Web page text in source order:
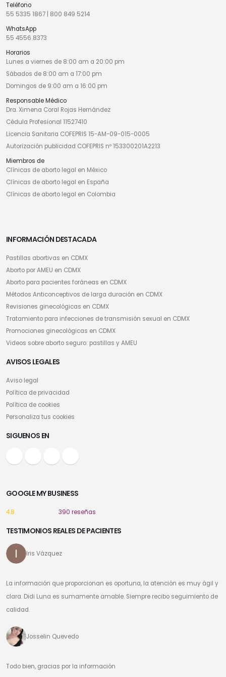
Teléfono
55 5335 1867
800 849 5214
WhatsApp
55 4556 8373
Horarios
Lunes a viernes de 8:00 am a 20:00 pm
Sábados de 8:00 am a 17:00 pm
Domingos de 9:00 am a 16:00 pm
Responsable Médico
Dra. Ximena Coral Rojas Hernández
Cédula Profesional 11527410
Licencia Sanitaria COFEPRIS 15-AM-09-015-0005
Autorización publicidad COFEPRIS nº 153300201A2213
Miembros de
Clínicas de aborto legal en México
Clínicas de aborto legal en España
Clínicas de aborto legal en Colombia
INFORMACIÓN DESTACADA
Pastillas abortivas en CDMX
Aborto por AMEU en CDMX
Aborto para pacientes foráneas en CDMX
Métodos Anticonceptivos de larga duración en CDMX
Revisiones ginecológicas en CDMX
Tratamiento para infecciones de transmisión sexual en CDMX
Promociones ginecológicas en CDMX
Videos sobre aborto seguro: pastillas y AMEU
AVISOS LEGALES
Aviso legal
Política de privacidad
Política de cookies
Personaliza tus cookies
SIGUENOS EN
GOOGLE MY BUSINESS
4.8 390 reseñas
TESTIMONIOS REALES DE PACIENTES
Iris Vázquez
La información que proporcionan es oportuna, la atención es muy ágil y
clara. Didi Luna es sumamente amable. Siempre recibo seguimiento de
calidad.
Josselin Quevedo
Todo bien, gracias por la información